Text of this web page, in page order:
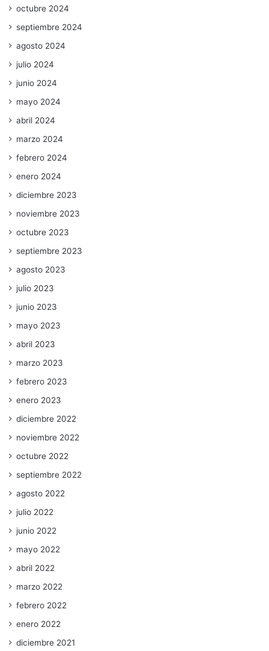
octubre 2024
septiembre 2024
agosto 2024
julio 2024
junio 2024
mayo 2024
abril 2024
marzo 2024
febrero 2024
enero 2024
diciembre 2023
noviembre 2023
octubre 2023
septiembre 2023
agosto 2023
julio 2023
junio 2023
mayo 2023
abril 2023
marzo 2023
febrero 2023
enero 2023
diciembre 2022
noviembre 2022
octubre 2022
septiembre 2022
agosto 2022
julio 2022
junio 2022
mayo 2022
abril 2022
marzo 2022
febrero 2022
enero 2022
diciembre 2021